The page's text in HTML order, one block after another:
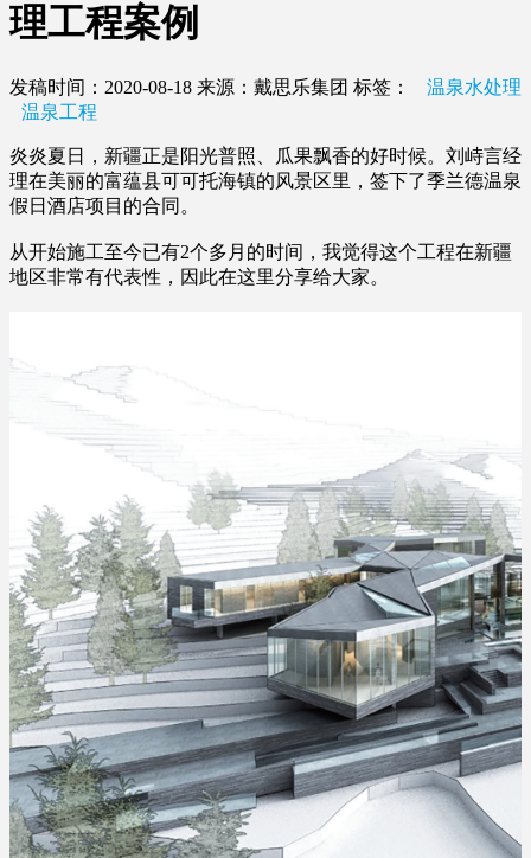
理工程案例
发稿时间：2020-08-18 来源：戴思乐集团 标签：
温泉水处理
温泉工程
炎炎夏日，新疆正是阳光普照、瓜果飘香的好时候。刘峙言经
理在美丽的富蕴县可可托海镇的风景区里，签下了季兰德温泉
假日酒店项目的合同。
从开始施工至今已有2个多月的时间，我觉得这个工程在新疆
地区非常有代表性，因此在这里分享给大家。